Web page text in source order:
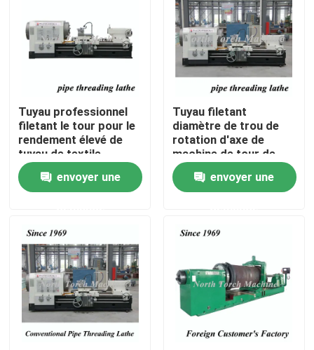
Au sujet de nous
Contrôle de qualité
Contactez-nous
Demandez une citation
Machine de tour en métal
Parement dans la machine de tour
Tuyau professionnel
filetant le tour pour le
rendement élevé de
tuyau de textile
envoyer une
Tuyau filetant
diamètre de trou de
rotation d'axe de
machine de tour de
commande numérique
par ordinateur le
grand
envoyer une